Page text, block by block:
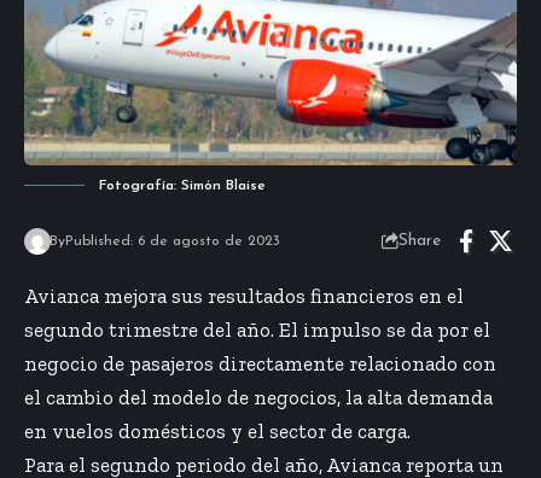
Fotografía: Simón Blaise
ByPublished: 6 de agosto de 2023 Share
Avianca mejora sus resultados financieros en el
segundo trimestre del año. El impulso se da por el
negocio de pasajeros directamente relacionado con
el cambio del modelo de negocios, la alta demanda
en vuelos domésticos y el sector de carga.
Para el segundo periodo del año, Avianca reporta un